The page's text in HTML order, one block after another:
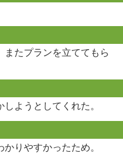
またプランを立ててもら
ようとしてくれた。
りやすかったため。